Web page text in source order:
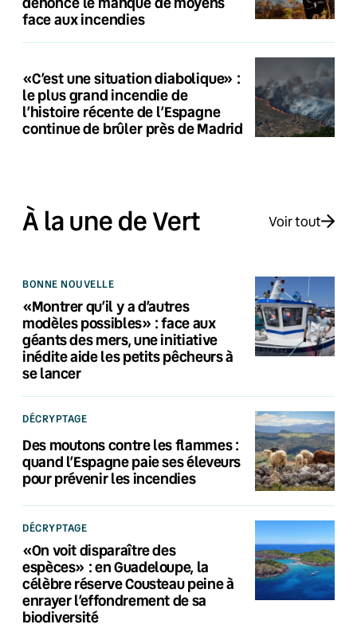
face aux incendies
«C’est une situation diabolique» :
le plus grand incendie de
l’histoire récente de l’Espagne
continue de brûler près de Madrid
À la une de Vert Voir tout
BONNE NOUVELLE
«Montrer qu’il y a d’autres
modèles possibles» : face aux
géants des mers, une initiative
inédite aide les petits pêcheurs à
se lancer
DÉCRYPTAGE
Des moutons contre les flammes :
quand l’Espagne paie ses éleveurs
pour prévenir les incendies
DÉCRYPTAGE
«On voit disparaître des
espèces» : en Guadeloupe, la
célèbre réserve Cousteau peine à
enrayer l’effondrement de sa
biodiversité